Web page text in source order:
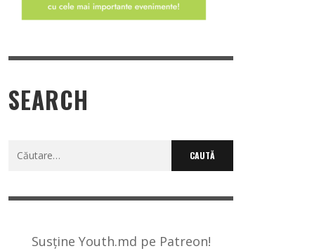
SEARCH
Caută
Susține Youth.md pe Patreon!